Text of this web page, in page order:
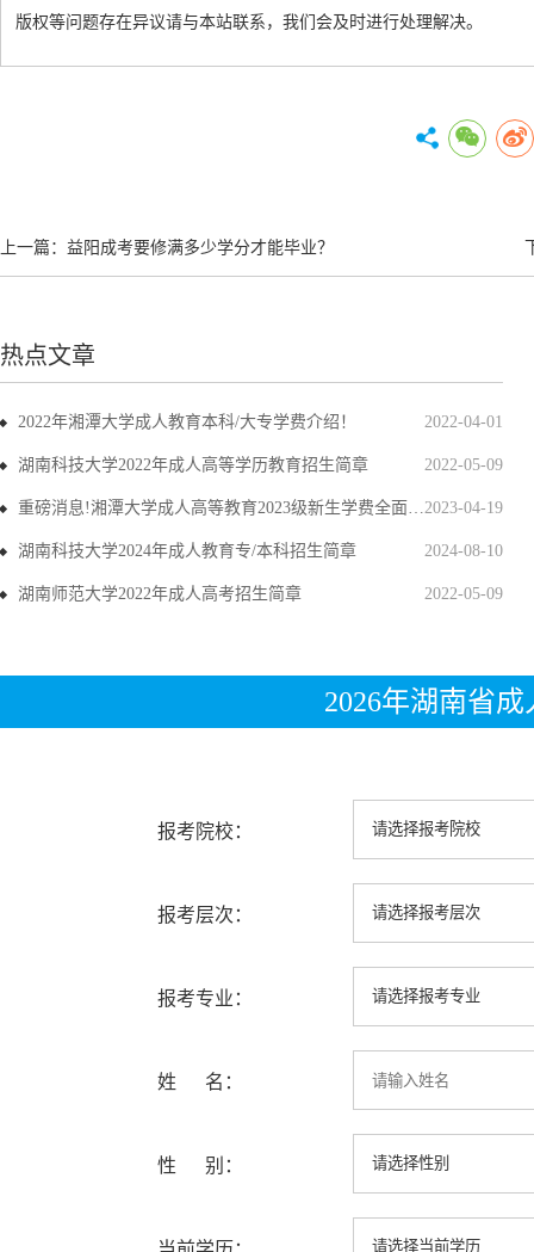
版权等问题存在异议请与本站联系，我们会及时进行处理解决。
上一篇： 益阳成考要修满多少学分才能毕业？
热点文章
2022-04-01
2022年湘潭大学成人教育本科/大专学费介绍！
2022-05-09
湖南科技大学2022年成人高等学历教育招生简章
2023-04-19
重磅消息!湘潭大学成人高等教育2023级新生学费全面上调
2024-08-10
湖南科技大学2024年成人教育专/本科招生简章
2022-05-09
湖南师范大学2022年成人高考招生简章
2026年湖南省
报考院校：
报考层次：
报考专业：
姓 名：
性 别：